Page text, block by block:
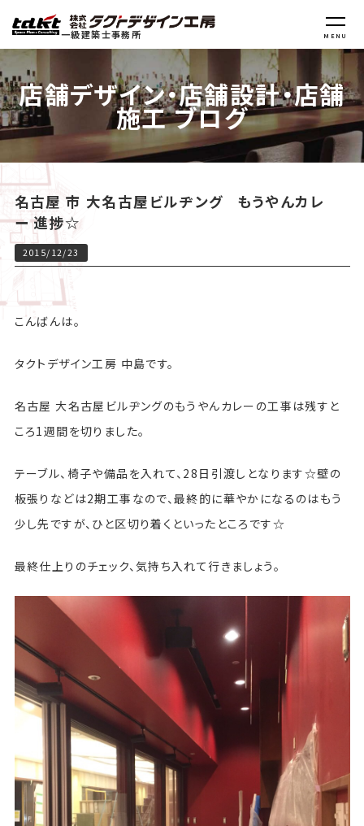
一級建築士事務所 MENU
店舗デザイン・店舗設計・店舗
施工 ブログ
名古屋 市 大名古屋ビルヂング もうやんカレ
ー 進捗☆
2015/12/23
こんばんは。
タクトデザイン工房 中島です。
名古屋 大名古屋ビルヂングのもうやんカレーの工事は残すと
ころ1週間を切りました。
テーブル、椅子や備品を入れて、28日引渡しとなります☆壁の
板張りなどは2期工事なので、最終的に華やかになるのはもう
少し先ですが、ひと区切り着くといったところです☆
最終仕上りのチェック、気持ち入れて行きましょう。